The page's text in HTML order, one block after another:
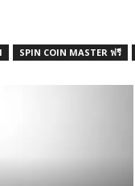
SPIN COIN MASTER ฟรี